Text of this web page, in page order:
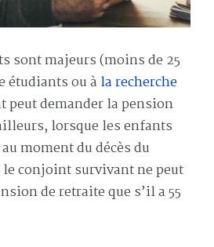
sont majeurs (moins de 25
étudiants ou à la recherche
peut demander la pension
lorsque les enfants
moment du décès du
conjoint survivant ne peut
de retraite que s’il a 55